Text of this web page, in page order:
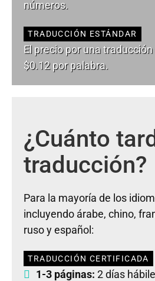
números.
TRADUCCIÓN ESTÁNDAR
El precio por una
$0.12 por palabra.
¿Cuánto
traducción?
Para la mayoría de los
incluyendo árabe, chino,
ruso y español:
TRADUCCIÓN CERTIFICADA
1-3 páginas: 2 días